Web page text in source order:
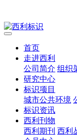
首页
走进西利
公司简介 组织
研究中心
标识项目
城市公共环境
标识资讯
西利刊物
西利期刊 西利